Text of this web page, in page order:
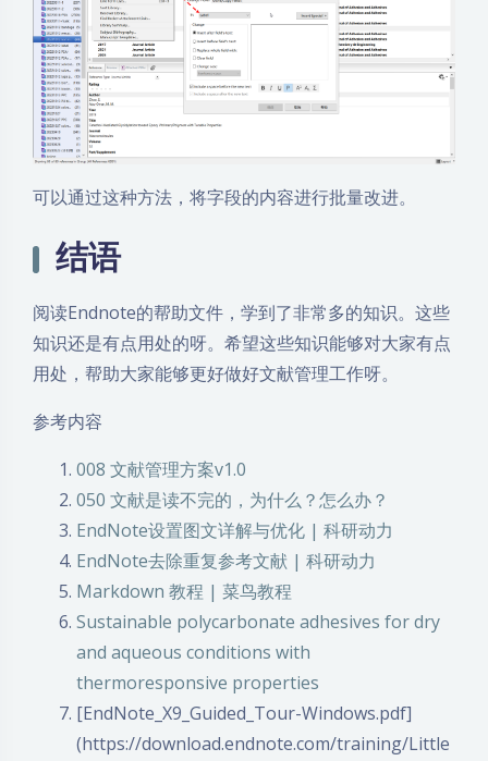
可以通过这种方法，将字段的内容进行批量改进。
结语
阅读Endnote的帮助文件，学到了非常多的知识。这些
知识还是有点用处的呀。希望这些知识能够对大家有点
用处，帮助大家能够更好做好文献管理工作呀。
参考内容
008 文献管理方案v1.0
050 文献是读不完的，为什么？怎么办？
EndNote设置图文详解与优化 | 科研动力
EndNote去除重复参考文献 | 科研动力
Markdown 教程 | 菜鸟教程
Sustainable polycarbonate adhesives for dry
and aqueous conditions with
thermoresponsive properties
[EndNote_X9_Guided_Tour-Windows.pdf]
(https://download.endnote.com/training/Little